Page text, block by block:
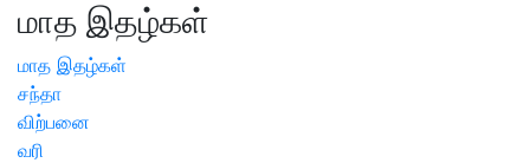
மாத இதழ்கள்
மாத இதழ்கள்
சந்தா
விற்பனை
வரி